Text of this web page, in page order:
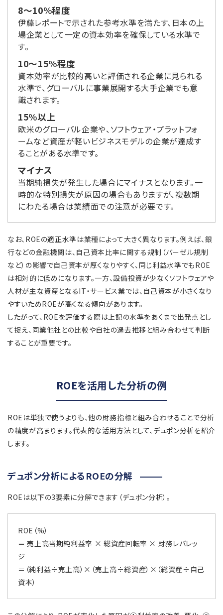
8〜10%程度
伊藤レポートで示された参考水準を満たす、日本の上
場企業として一定の資本効率を確保している水準で
す。
10〜15%程度
資本効率が比較的高いと評価される企業に見られる
水準で、グローバルに事業展開する大手企業でも意
識されます。
15%以上
欧米のグローバル企業や、ソフトウェア・プラットフォ
ームなど資産が軽いビジネスモデルの企業が達成す
ることがある水準です。
マイナス
当期純損失が発生した場合にマイナスとなります。一
時的な特別損失が原因の場合もありますが、複数期
にわたる場合は業績面での注意が必要です。
なお、ROEの適正水準は業種によって大きく異なります。例えば、銀
行などの金融機関は、自己資本比率に関する規制（バーゼル規制
など）の影響で自己資本が厚くなりやすく、同じ利益水準でもROE
は相対的に低めになります。一方、設備投資が少なくソフトウェアや
人材が主な資産となるIT・サービス業では、自己資本が小さくなり
やすいためROEが高くなる傾向があります。
したがって、ROEを評価する際は上記の水準をあくまで出発点とし
て捉え、同業他社との比較や自社の過去推移と組み合わせて判断
することが重要です。
ROEを活用した分析の例
ROEは単独で使うよりも、他の財務指標と組み合わせることで分析
の精度が高まります。代表的な活用方法として、デュポン分析を紹介
します。
デュポン分析によるROEの分解
ROEは以下の3要素に分解できます（デュポン分析）。
ROE（%）
＝ 売上高当期純利益率 × 総資産回転率 × 財務レバレッ
ジ
＝（純利益÷売上高）×（売上高÷総資産）×（総資産÷自己
資本）